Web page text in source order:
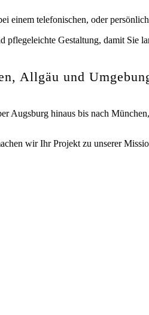
einem telefonischen, oder
pflegeleichte Gestaltung, damit Sie
Allgäu und
Augsburg hinaus bis nach
wir Ihr Projekt zu unserer